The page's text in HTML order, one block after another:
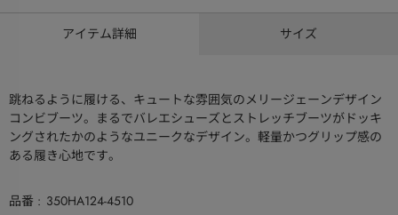
アイテム詳細 サイズ
跳ねるように履ける、キュートな雰囲気のメリージェーンデザイン
コンビブーツ。まるでバレエシューズとストレッチブーツがドッキ
ングされたかのようなユニークなデザイン。軽量かつグリップ感の
ある履き心地です。
品番
350HA124-4510